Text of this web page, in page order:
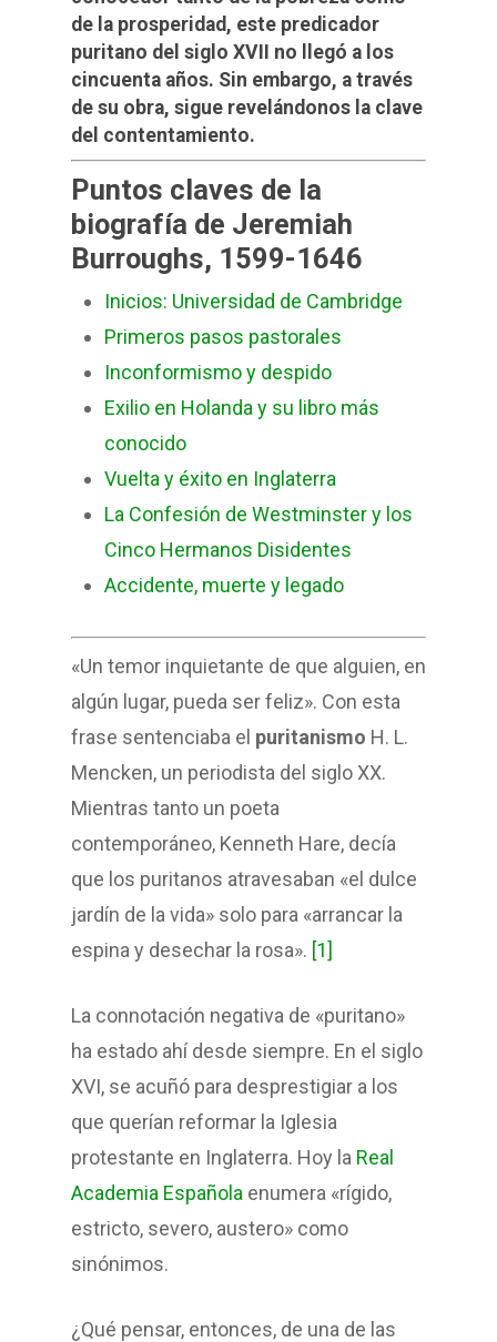
de la prosperidad, este predicador
puritano del siglo XVII no llegó a los
cincuenta años. Sin embargo, a través
de su obra, sigue revelándonos la clave
del contentamiento.
Puntos claves de la
biografía de Jeremiah
Burroughs, 1599-1646
Inicios: Universidad de Cambridge
Primeros pasos pastorales
Inconformismo y despido
Exilio en Holanda y su libro más
conocido
Vuelta y éxito en Inglaterra
La Confesión de Westminster y los
Cinco Hermanos Disidentes
Accidente, muerte y legado
«Un temor inquietante de que alguien, en
algún lugar, pueda ser feliz». Con esta
frase sentenciaba el puritanismo H. L.
Mencken, un periodista del siglo XX.
Mientras tanto un poeta
contemporáneo, Kenneth Hare, decía
que los puritanos atravesaban «el dulce
jardín de la vida» solo para «arrancar la
espina y desechar la rosa». [1]
La connotación negativa de «puritano»
ha estado ahí desde siempre. En el siglo
XVI, se acuñó para desprestigiar a los
que querían reformar la Iglesia
protestante en Inglaterra. Hoy la Real
Academia Española enumera «rígido,
estricto, severo, austero» como
sinónimos.
¿Qué pensar, entonces, de una de las